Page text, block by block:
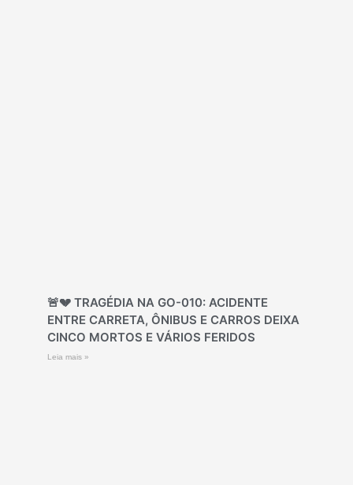
🚨💔 TRAGÉDIA NA GO-010: ACIDENTE
ENTRE CARRETA, ÔNIBUS E CARROS DEIXA
CINCO MORTOS E VÁRIOS FERIDOS
Leia mais »